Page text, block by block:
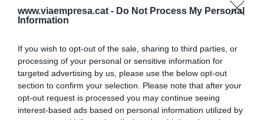
www.viaempresa.cat - Do Not Process My Personal
Information
If you wish to opt-out of the sale, sharing to third parties, or
processing of your personal or sensitive information for
targeted advertising by us, please use the below opt-out
section to confirm your selection. Please note that after your
opt-out request is processed you may continue seeing
interest-based ads based on personal information utilized by
Sí, UN CANDIDATO, pero no cualquiera y es que el
heredero oficial al trono de González, con quién ha
trabajado codo con codo durante al menos 12
años. Tanto es así que "Cañete presidente" es una
propuesta del mismo González aprobada y
ratificada por unanimidad dentro del comité